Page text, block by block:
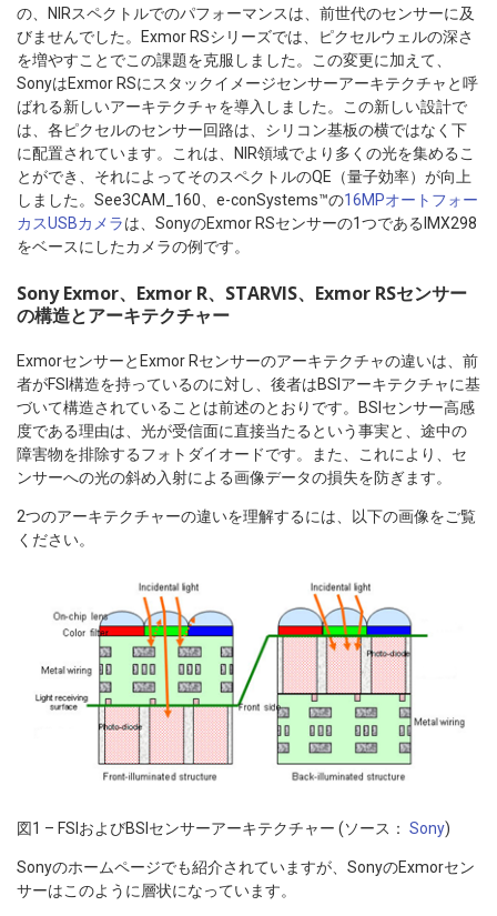
の、NIRスペクトルでのパフォーマンスは、前世代のセンサーに及
びませんでした。Exmor RSシリーズでは、ピクセルウェルの深さ
を増やすことでこの課題を克服しました。この変更に加えて、
SonyはExmor RSにスタックイメージセンサーアーキテクチャと呼
ばれる新しいアーキテクチャを導入しました。この新しい設計で
は、各ピクセルのセンサー回路は、シリコン基板の横ではなく下
に配置されています。これは、NIR領域でより多くの光を集めるこ
とができ、それによってそのスペクトルのQE（量子効率）が向上
しました。See3CAM_160、e-conSystems™の16MPオートフォー
カスUSBカメラは、SonyのExmor RSセンサーの1つであるIMX298
をベースにしたカメラの例です。
Sony Exmor、Exmor R、STARVIS、Exmor RSセンサー
の構造とアーキテクチャー
ExmorセンサーとExmor Rセンサーのアーキテクチャの違いは、前
者がFSI構造を持っているのに対し、後者はBSIアーキテクチャに基
づいて構造されていることは前述のとおりです。BSIセンサー高感
度である理由は、光が受信面に直接当たるという事実と、途中の
障害物を排除するフォトダイオードです。また、これにより、セ
ンサーへの光の斜め入射による画像データの損失を防ぎます。
2つのアーキテクチャーの違いを理解するには、以下の画像をご覧
ください。
図1 – FSIおよびBSIセンサーアーキテクチャー (ソース： Sony)
Sonyのホームページでも紹介されていますが、SonyのExmorセン
サーはこのように層状になっています。